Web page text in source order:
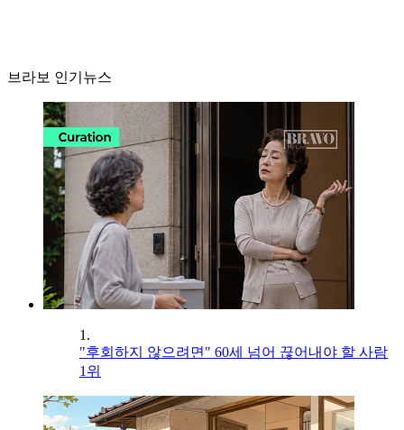
브라보 인기뉴스
1.
"후회하지 않으려면" 60세 넘어 끊어내야 할 사람
1위